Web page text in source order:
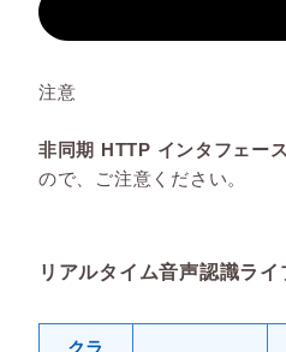
注意
非同期 HTTP インタフェー
ので、ご注意ください。
リアルタイム音声認識ライ